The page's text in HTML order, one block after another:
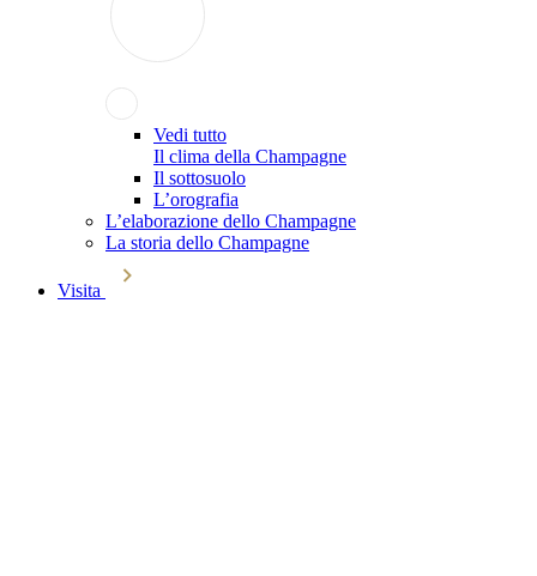
Vedi tutto
Il clima della Champagne
Il sottosuolo
L’orografia
L’elaborazione dello Champagne
La storia dello Champagne
Visita